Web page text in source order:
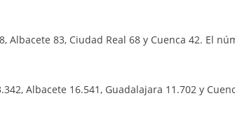
Albacete 83, Ciudad Real 68 y Cuenca 42. El
Albacete 16.541, Guadalajara 11.702 y